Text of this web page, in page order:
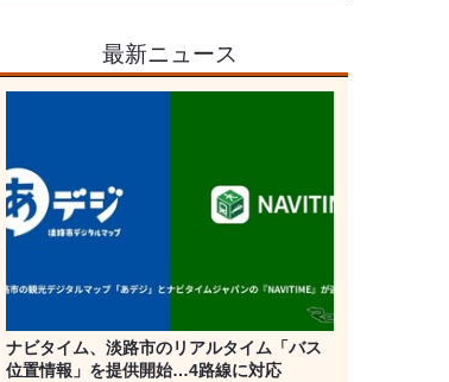
最新ニュース
ナビタイム、淡路市のリアルタイム「バス
位置情報」を提供開始…4路線に対応